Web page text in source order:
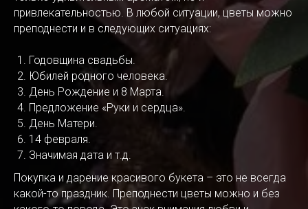
привлекательностью. В любой ситуации, цветы можно
преподнести и в следующих ситуациях:
Годовщина свадьбы.
Юбилей родного человека.
День Рождение и 8 Марта.
Предложение «Руки и сердца».
День Матери.
14 февраля.
Значимая дата и т.д.
Покупка и дарение красивого букета – это не всегда
какой-то праздник. Преподнести цветы можно и без